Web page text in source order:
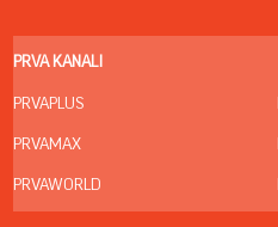
PRVA KANALI
PRVAPLUS
PRVAMAX
PRVAWORLD